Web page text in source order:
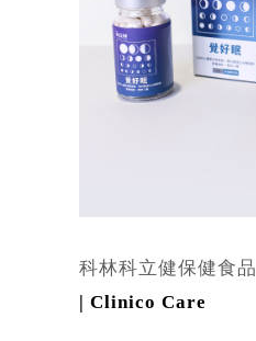
科林科立健保健食品
| Clinico Care